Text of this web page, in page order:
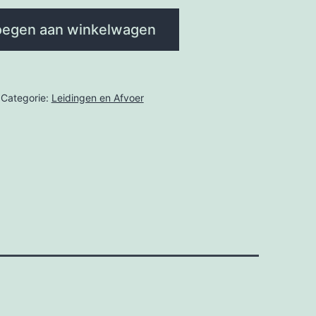
aan winkelwagen
Categorie: Leidingen en Afvoer